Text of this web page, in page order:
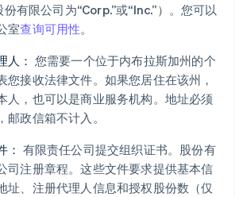
份有限公司为“Corp.”或“Inc.”）。您可以
室查询可用性。
人： 您需要一个位于内布拉斯加州的个
您接收法律文件。如果您居住在该州，
人，也可以是商业服务机构。地址必须
邮政信箱不计入。
： 有限责任公司提交组织证书。股份有
司注册章程。这些文件要求提供基本信
址、注册代理人信息和授权股份数（仅